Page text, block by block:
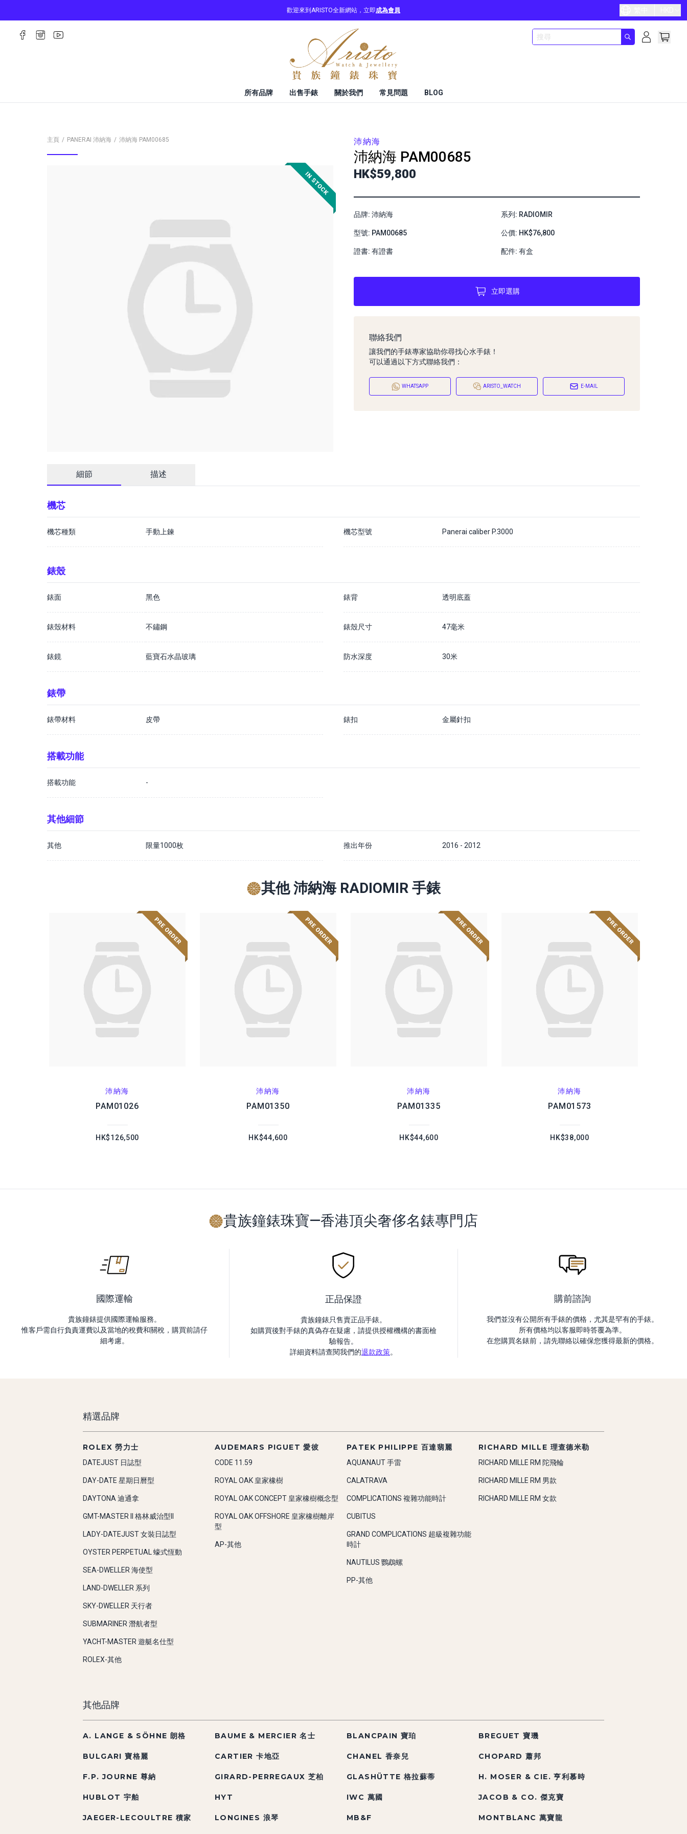
歡迎來到ARISTO全新網站，立即成為會員
所有品牌 出售手錶 關於我們 常見問題 BLOG
主頁 PANERAI 沛納海 沛納海 PAM00685 沛納海
沛納海 PAM00685
HK$59,800
品牌: 沛納海 系列: RADIOMIR
型號: PAM00685 公價: HK$76,800
證書: 有證書 配件: 有盒
立即選購
聯絡我們
讓我們的手錶專家協助你尋找心水手錶！
可以通過以下方式聯絡我們：
WHATSAPP ARISTO_WATCH E-MAIL
細節 描述
機芯
機芯種類 手動上鍊 機芯型號 Panerai caliber P.3000
錶殼
錶面 黑色 錶背 透明底蓋
錶殼材料 不鏽鋼 錶殼尺寸 47毫米
錶鏡 藍寶石水晶玻璃 防水深度 30米
錶帶
錶帶材料 皮帶 錶扣 金屬針扣
搭載功能
搭載功能 -
其他細節
其他 限量1000枚 推出年份 2016 - 2012
其他 沛納海 RADIOMIR 手錶
沛納海
PAM01026
HK$126,500
沛納海
PAM01350
HK$44,600
沛納海
PAM01335
HK$44,600
沛納海
PAM01573
HK$38,000
貴族鐘錶珠寶—香港頂尖奢侈名錶專門店
國際運輸
貴族鐘錶提供國際運輸服務。
惟客戶需自行負責運費以及當地的稅費和關稅，購買前請仔
細考慮。
正品保證
貴族鐘錶只售賣正品手錶。
如購買後對手錶的真偽存在疑慮，請提供授權機構的書面檢
驗報告。
詳細資料請查閱我們的退款政策。
購前諮詢
我們並沒有公開所有手錶的價格，尤其是罕有的手錶。
所有價格均以客服即時答覆為準。
在您購買名錶前，請先聯絡以確保您獲得最新的價格。
精選品牌
ROLEX 勞力士
DATEJUST 日誌型
DAY-DATE 星期日曆型
DAYTONA 迪通拿
GMT-MASTER II 格林威治型II
LADY-DATEJUST 女裝日誌型
OYSTER PERPETUAL 蠔式恆動
SEA-DWELLER 海使型
LAND-DWELLER 系列
SKY-DWELLER 天行者
SUBMARINER 潛航者型
YACHT-MASTER 遊艇名仕型
ROLEX-其他
AUDEMARS PIGUET 愛彼
CODE 11.59
ROYAL OAK 皇家橡樹
ROYAL OAK CONCEPT 皇家橡樹概念型
ROYAL OAK OFFSHORE 皇家橡樹離岸
型
AP-其他
PATEK PHILIPPE 百達翡麗
AQUANAUT 手雷
CALATRAVA
COMPLICATIONS 複雜功能時計
CUBITUS
GRAND COMPLICATIONS 超級複雜功能
時計
NAUTILUS 鸚鵡螺
PP-其他
RICHARD MILLE 理查德米勒
RICHARD MILLE RM 陀飛輪
RICHARD MILLE RM 男款
RICHARD MILLE RM 女款
其他品牌
A. LANGE & SÖHNE 朗格 BAUME & MERCIER 名士 BLANCPAIN 寶珀 BREGUET 寶璣
BULGARI 寶格麗 CARTIER 卡地亞 CHANEL 香奈兒 CHOPARD 蕭邦
F.P. JOURNE 尊納 GIRARD-PERREGAUX 芝柏 GLASHÜTTE 格拉蘇蒂 H. MOSER & CIE. 亨利慕時
HUBLOT 宇舶 HYT IWC 萬國 JACOB & CO. 傑克寶
JAEGER-LECOULTRE 積家 LONGINES 浪琴 MB&F MONTBLANC 萬寶龍